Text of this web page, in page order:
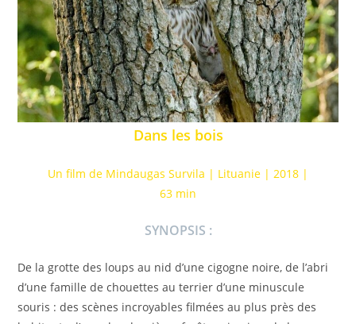
Dans les bois
Un film de Mindaugas Survila | Lituanie | 2018 |
63 min
SYNOPSIS :
De la grotte des loups au nid d’une cigogne noire, de l’abri
d’une famille de chouettes au terrier d’une minuscule
souris : des scènes incroyables filmées au plus près des